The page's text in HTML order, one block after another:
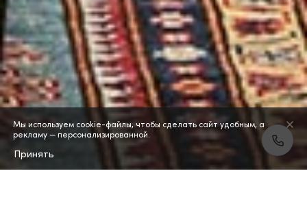
Мы используем cookie-файлы, чтобы сделать сайт удобным, а
рекламу — персонализированной.
Принять